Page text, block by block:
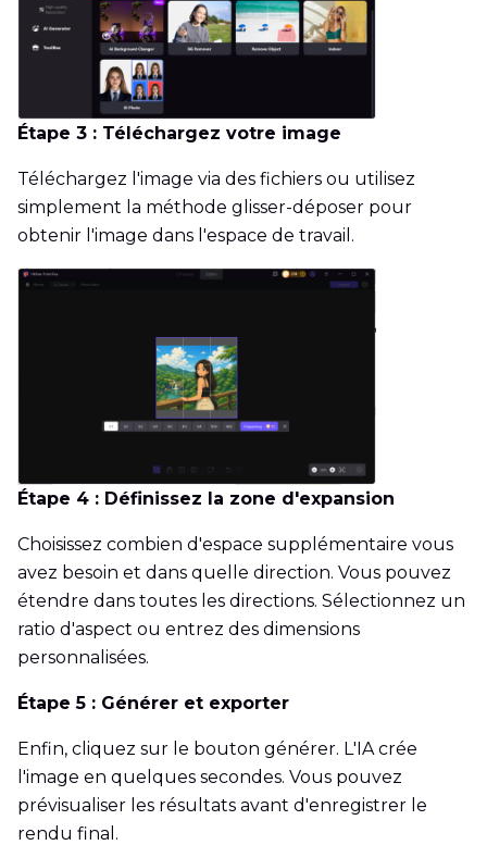
Étape 3 : Téléchargez votre image
Téléchargez l'image via des fichiers ou utilisez
simplement la méthode glisser-déposer pour
obtenir l'image dans l'espace de travail.
Étape 4 : Définissez la zone d'expansion
Choisissez combien d'espace supplémentaire vous
avez besoin et dans quelle direction. Vous pouvez
étendre dans toutes les directions. Sélectionnez un
ratio d'aspect ou entrez des dimensions
personnalisées.
Étape 5 : Générer et exporter
Enfin, cliquez sur le bouton générer. L'IA crée
l'image en quelques secondes. Vous pouvez
prévisualiser les résultats avant d'enregistrer le
rendu final.